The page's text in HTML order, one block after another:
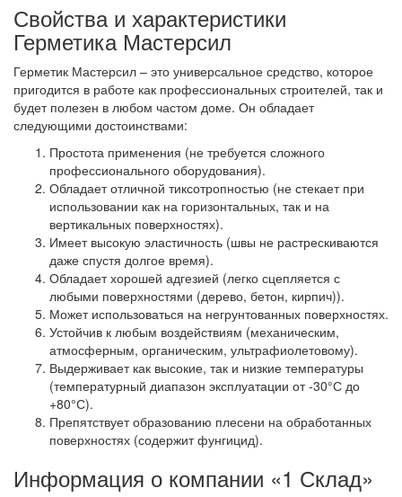
Свойства и характеристики
Герметика Мастерсил
Герметик Мастерсил – это универсальное средство, которое
пригодится в работе как профессиональных строителей, так и
будет полезен в любом частом доме. Он обладает
следующими достоинствами:
Простота применения (не требуется сложного
профессионального оборудования).
Обладает отличной тиксотропностью (не стекает при
использовании как на горизонтальных, так и на
вертикальных поверхностях).
Имеет высокую эластичность (швы не растрескиваются
даже спустя долгое время).
Обладает хорошей адгезией (легко сцепляется с
любыми поверхностями (дерево, бетон, кирпич)).
Может использоваться на негрунтованных поверхностях.
Устойчив к любым воздействиям (механическим,
атмосферным, органическим, ультрафиолетовому).
Выдерживает как высокие, так и низкие температуры
(температурный диапазон эксплуатации от -30°С до
+80°С).
Препятствует образованию плесени на обработанных
поверхностях (содержит фунгицид).
Информация о компании «1 Склад»